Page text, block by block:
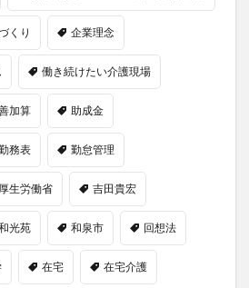
くり 企業理念
働き続けたい介護現場
加算 助成金
務表 勤怠管理
厚生労働省 吉田貴宏
光苑 和泉市 回想法
在宅 在宅介護